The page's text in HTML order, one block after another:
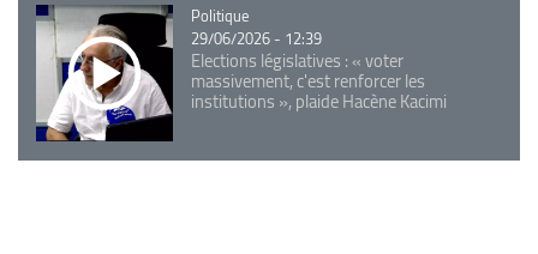
Catégorie
Politique
29/06/2026 - 12:39
Elections législatives : « voter
massivement, c'est renforcer les
institutions », plaide Hacène Kacimi